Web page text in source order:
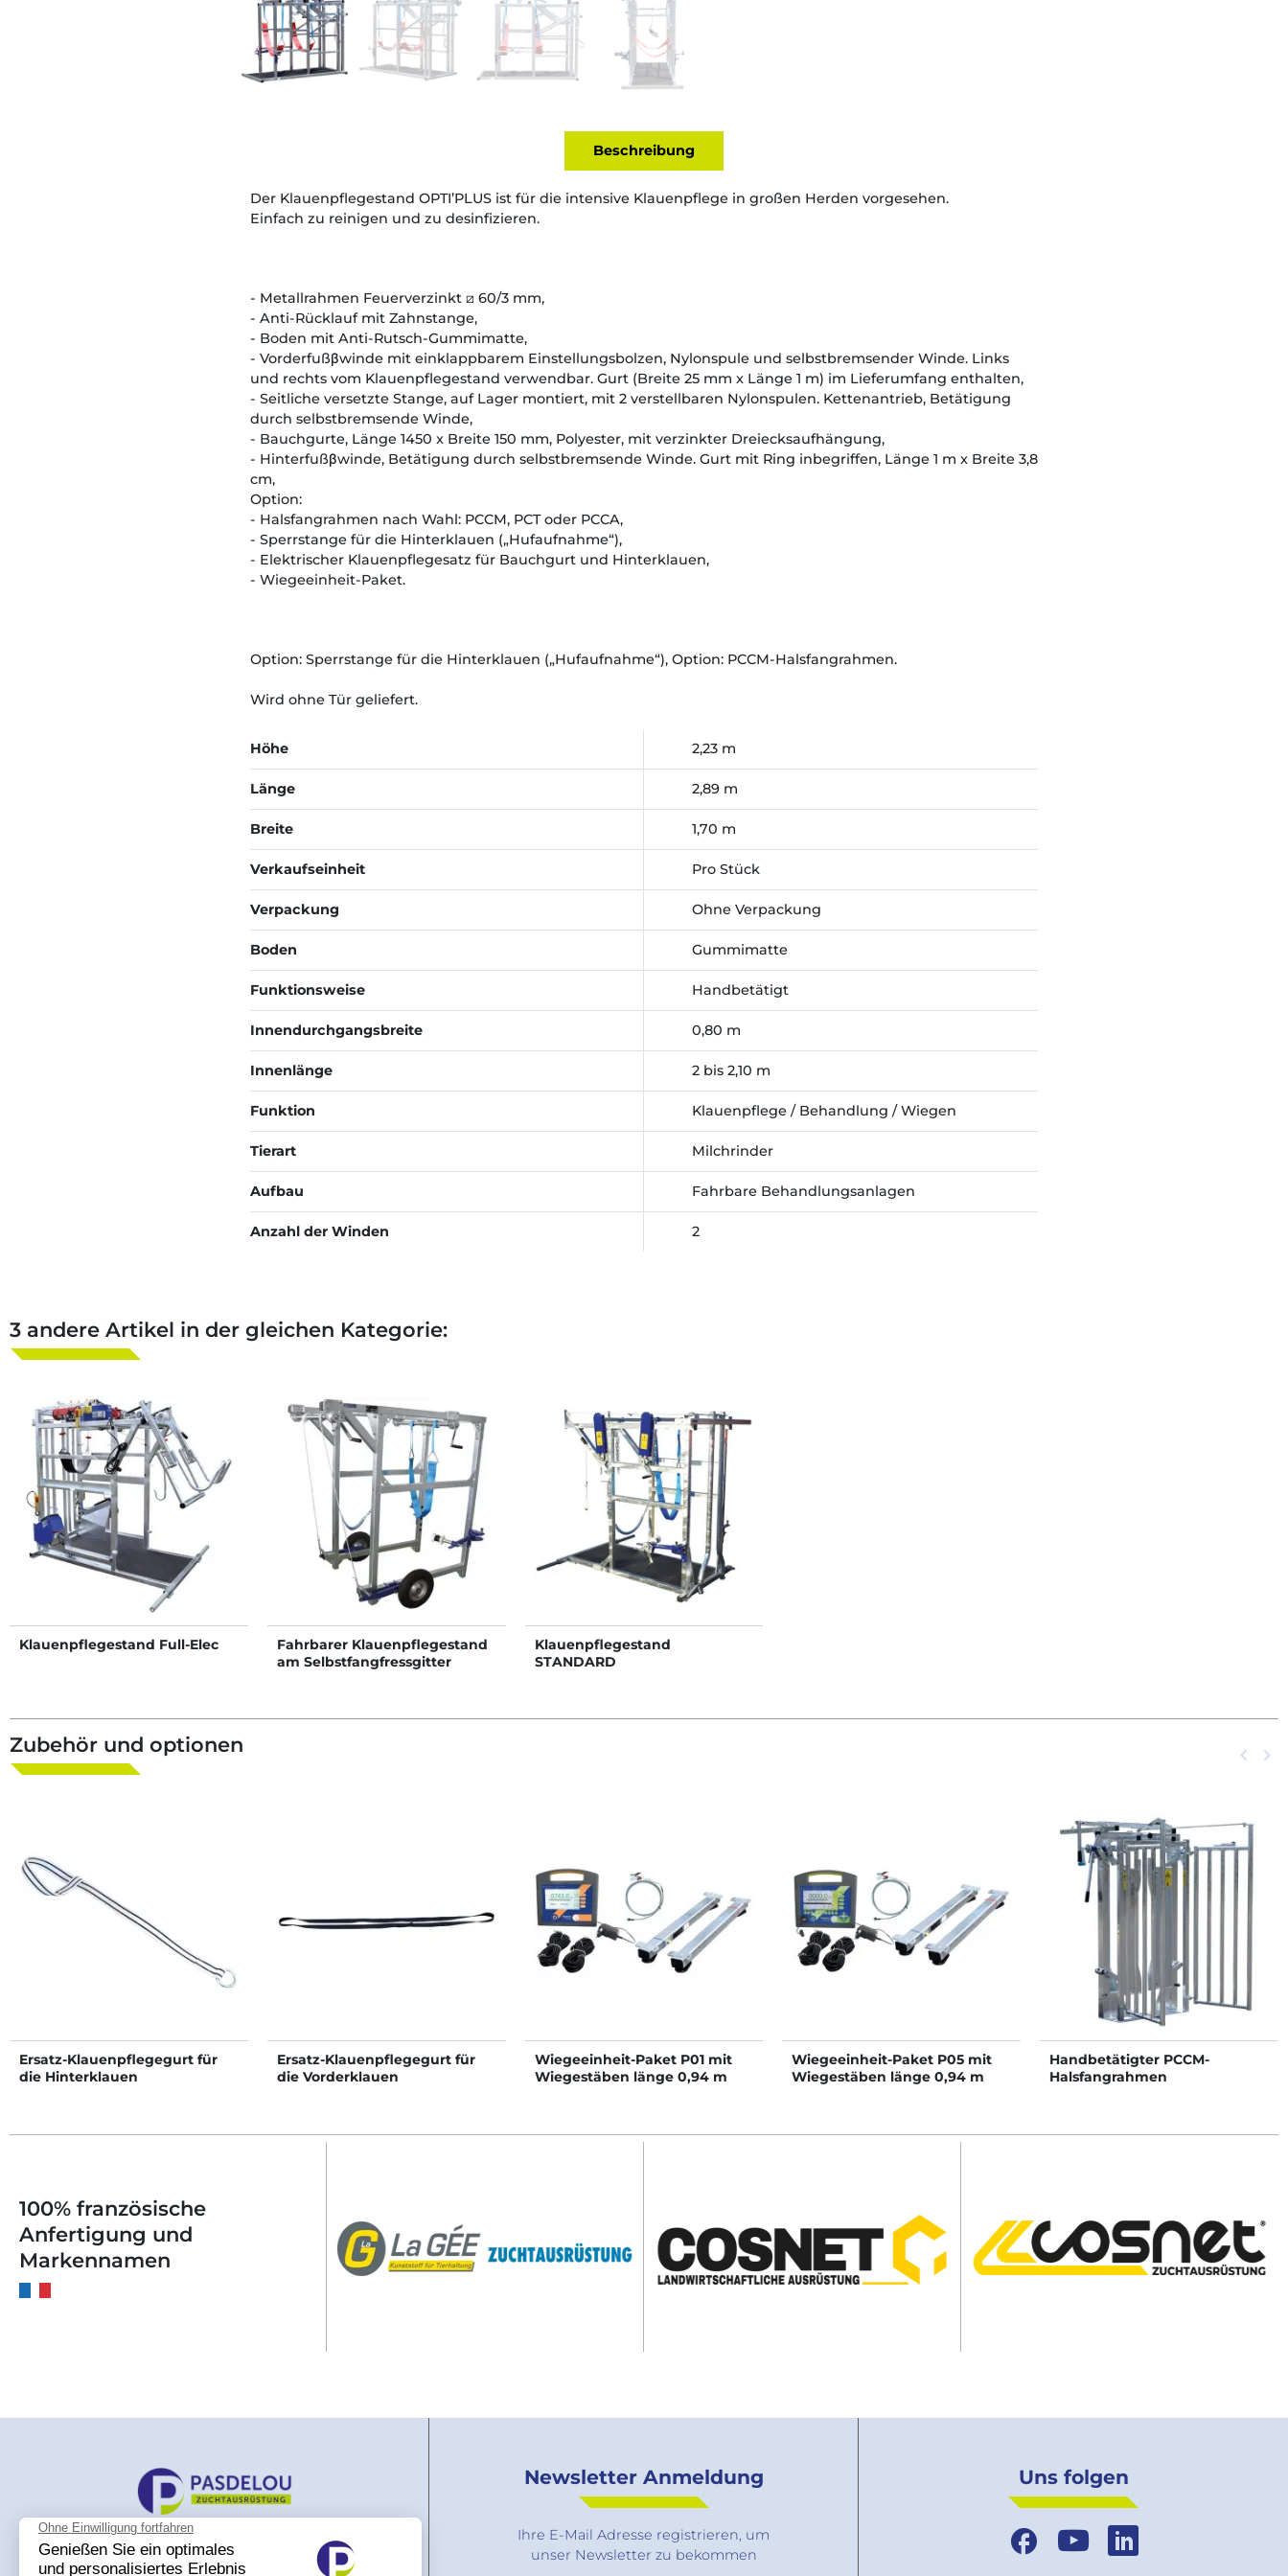
Beschreibung
Der Klauenpflegestand OPTI’PLUS ist für die intensive Klauenpflege in großen Herden vorgesehen.
Einfach zu reinigen und zu desinfizieren.
- Metallrahmen Feuerverzinkt ⧄ 60/3 mm,
- Anti-Rücklauf mit Zahnstange,
- Boden mit Anti-Rutsch-Gummimatte,
- Vorderfußβwinde mit einklappbarem Einstellungsbolzen, Nylonspule und selbstbremsender Winde. Links
und rechts vom Klauenpflegestand verwendbar. Gurt (Breite 25 mm x Länge 1 m) im Lieferumfang enthalten,
- Seitliche versetzte Stange, auf Lager montiert, mit 2 verstellbaren Nylonspulen. Kettenantrieb, Betätigung
durch selbstbremsende Winde,
- Bauchgurte, Länge 1450 x Breite 150 mm, Polyester, mit verzinkter Dreiecksaufhängung,
- Hinterfußβwinde, Betätigung durch selbstbremsende Winde. Gurt mit Ring inbegriffen, Länge 1 m x Breite 3,8
cm,
Option:
- Halsfangrahmen nach Wahl: PCCM, PCT oder PCCA,
- Sperrstange für die Hinterklauen („Hufaufnahme“),
- Elektrischer Klauenpflegesatz für Bauchgurt und Hinterklauen,
- Wiegeeinheit-Paket.
Option: Sperrstange für die Hinterklauen („Hufaufnahme“), Option: PCCM-Halsfangrahmen.
Wird ohne Tür geliefert.
Höhe 2,23 m
Länge 2,89 m
Breite 1,70 m
Verkaufseinheit Pro Stück
Verpackung Ohne Verpackung
Boden Gummimatte
Funktionsweise Handbetätigt
Innendurchgangsbreite 0,80 m
Innenlänge 2 bis 2,10 m
Funktion Klauenpflege / Behandlung / Wiegen
Tierart Milchrinder
Aufbau Fahrbare Behandlungsanlagen
Anzahl der Winden 2
3 andere Artikel in der gleichen Kategorie:
Klauenpflegestand Full-Elec
Fahrbarer Klauenpflegestand
am Selbstfangfressgitter
Klauenpflegestand
STANDARD
Zubehör und optionen Zurück
keyboard_arrow_left keyboard_arrow_right
Ersatz-Klauenpflegegurt für
die Hinterklauen
Ersatz-Klauenpflegegurt für
die Vorderklauen
Wiegeeinheit-Paket P01 mit
Wiegestäben länge 0,94 m
Wiegeeinheit-Paket P05 mit
Wiegestäben länge 0,94 m
Handbetätigter PCCM-
Halsfangrahmen
100% französische
Anfertigung und
Markennamen
Pasdelou ist eine Marke der Firma SAS
Newsletter Anmeldung
Ihre E-Mail Adresse registrieren, um
unser Newsletter zu bekommen
Uns folgen